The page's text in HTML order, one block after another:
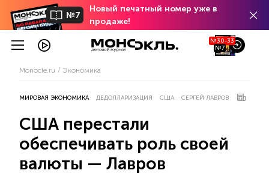
№7
Новый печатный номер уже в
продаже!
№30-33
№7
Monocle.ru Экономика
МИРОВАЯ ЭКОНОМИКА ДЕДОЛЛАРИЗАЦИЯ США СЕРГЕЙ ЛАВРОВ
США перестали
обеспечивать роль своей
валюты — Лавров